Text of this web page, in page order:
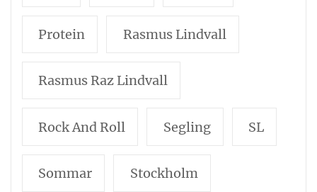
Protein Rasmus Lindvall
Rasmus Raz Lindvall
Rock And Roll Segling SL
Sommar Stockholm